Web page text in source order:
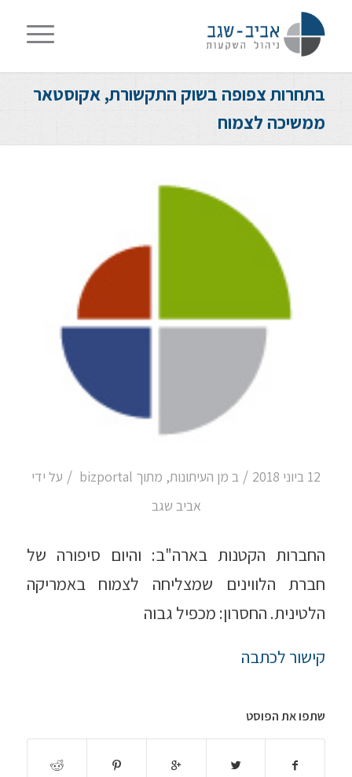
בתחרות צפופה בשוק התקשורת, אקוסטאר
ממשיכה לצמוח
12 ביוני 2018 / ב מן העיתונות, מתוך bizportal / על ידי
אביב שגב
החברות הקטנות בארה"ב: והיום סיפורה של
חברת הלווינים שמצליחה לצמוח באמריקה
הלטינית. החסרון: מכפיל גבוה
קישור לכתבה
שתפו את הפוסט